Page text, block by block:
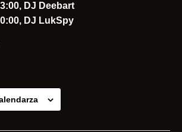
DJ Deebart
DJ LukSpy